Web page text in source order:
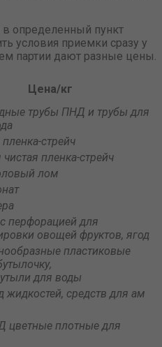
определенный пункт
условия приемки сразу у
партии дают разные цены.
Цена/кг
трубы ПНД и трубы для
стрейч
пленка-стрейч
лом
перфорацией для
овощей фруктов, ягод
пластиковые
для воды
жидкостей, средств для ам
цветные плотные для